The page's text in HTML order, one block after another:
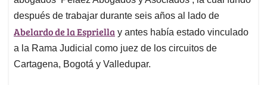
después de trabajar durante seis años al lado de
Abelardo de la Espriella y antes había estado vinculado
a la Rama Judicial como juez de los circuitos de
Cartagena, Bogotá y Valledupar.